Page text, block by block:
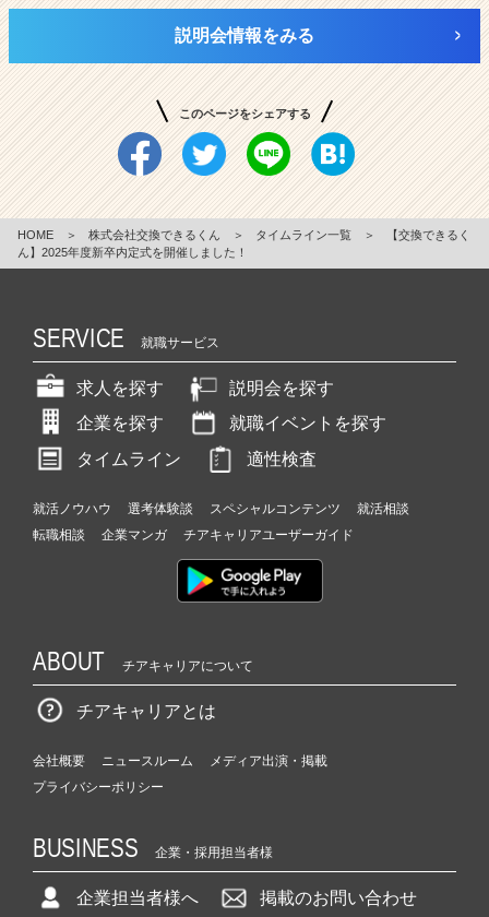
説明会情報をみる
このページをシェアする
HOME ＞ 株式会社交換できるくん ＞ タイムライン一覧 ＞
【交換できるく
ん】2025年度新卒内定式を開催しました！
SERVICE 就職サービス
求人を探す
説明会を探す
企業を探す
就職イベントを探す
タイムライン
適性検査
就活ノウハウ 選考体験談 スペシャルコンテンツ
就活相談
転職相談
企業マンガ チアキャリアユーザーガイド
ABOUT チアキャリアについて
チアキャリアとは
会社概要 ニュースルーム
メディア出演・掲載
プライバシーポリシー
BUSINESS 企業・採用担当者様
企業担当者様へ 掲載のお問い合わせ